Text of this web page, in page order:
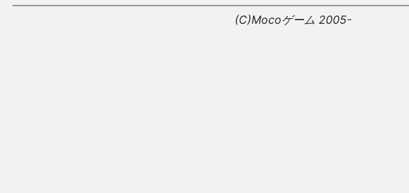
(C)Mocoゲーム 2005-